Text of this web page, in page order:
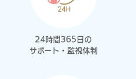
24時間365日の
サポート・監視体制